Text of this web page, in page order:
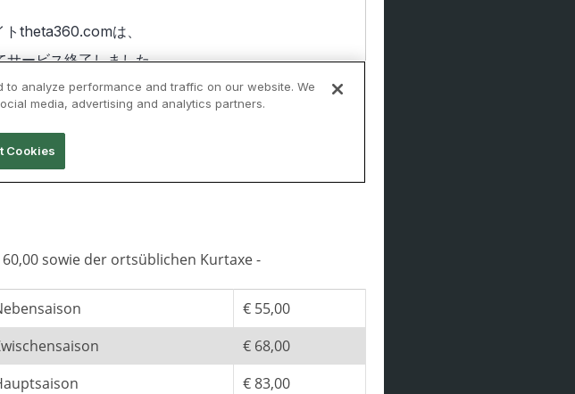
sowie der ortsüblichen Kurtaxe -
€ 55,00
€ 68,00
€ 83,00